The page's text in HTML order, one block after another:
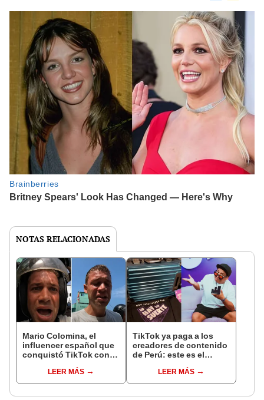
NOTAS RELACIONADAS
Mario Colomina, el
influencer español que
conquistó TikTok con
"Mi amor nació por la
gastronomía"
LEER MÁS
TikTok ya paga a los
creadores de contenido
de Perú: este es el
llegar a cobrar por 1.000
vistas
LEER MÁS